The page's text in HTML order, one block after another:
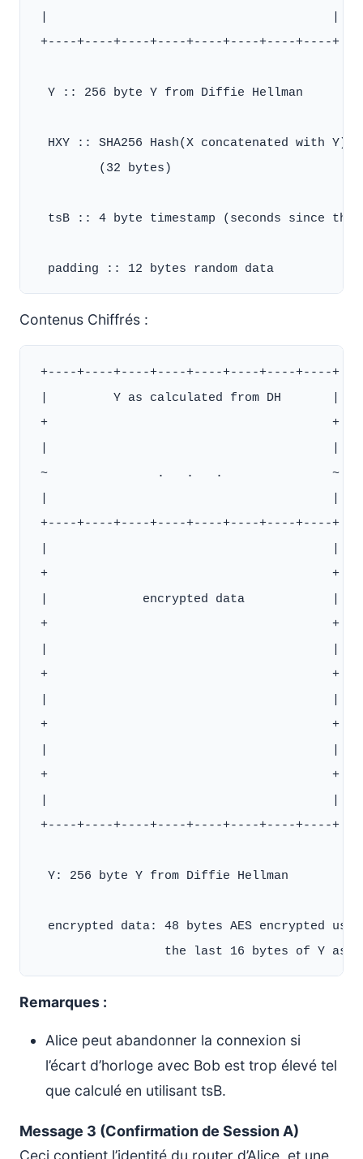
+----+----+----+----+----+----+----+----+
  Y :: 256 byte Y from Diffie Hellman
  HXY :: SHA256 Hash(X concatenated with Y)
         (32 bytes)
tsB :: 4 byte timestamp (seconds since the
Contenus Chiffrés :
+----+----+----+----+----+----+----+----+
|         Y as calculated from DH       |
+                                       +
~               .   .   .               ~
+----+----+----+----+----+----+----+----+
+                                       +
|             encrypted data            |
+                                       +
+                                       +
+                                       +
+                                       +
+----+----+----+----+----+----+----+----+
  Y: 256 byte Y from Diffie Hellman
encrypted data: 48 bytes AES encrypted
Remarques :
Alice peut abandonner la connexion si
l’écart d’horloge avec Bob est trop élevé tel
que calculé en utilisant tsB.
Message 3 (Confirmation de Session A)
Ceci contient l’identité du router d’Alice, et une